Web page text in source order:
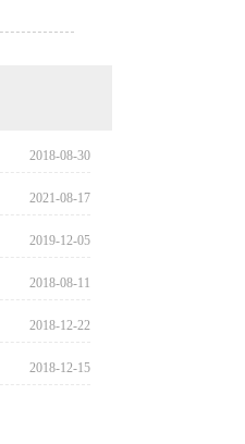
2018-08-30
2021-08-17
2019-12-05
2018-08-11
2018-12-22
2018-12-15